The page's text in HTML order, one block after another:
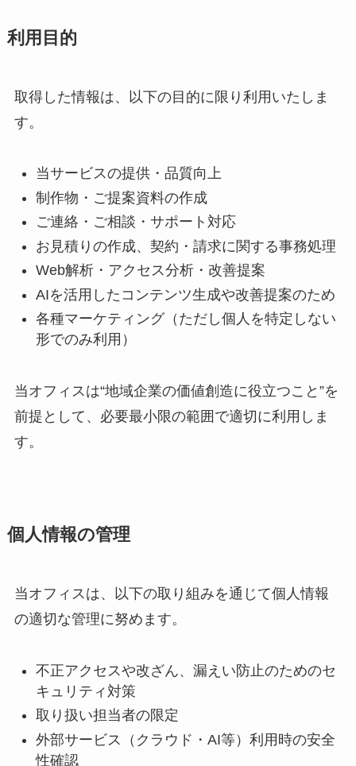
利用目的
取得した情報は、以下の目的に限り利用いたしま
す。
当サービスの提供・品質向上
制作物・ご提案資料の作成
ご連絡・ご相談・サポート対応
お見積りの作成、契約・請求に関する事務処理
Web解析・アクセス分析・改善提案
AIを活用したコンテンツ生成や改善提案のため
各種マーケティング（ただし個人を特定しない
形でのみ利用）
当オフィスは“地域企業の価値創造に役立つこと”を
前提として、必要最小限の範囲で適切に利用しま
す。
個人情報の管理
当オフィスは、以下の取り組みを通じて個人情報
の適切な管理に努めます。
不正アクセスや改ざん、漏えい防止のためのセ
キュリティ対策
取り扱い担当者の限定
外部サービス（クラウド・AI等）利用時の安全
性確認